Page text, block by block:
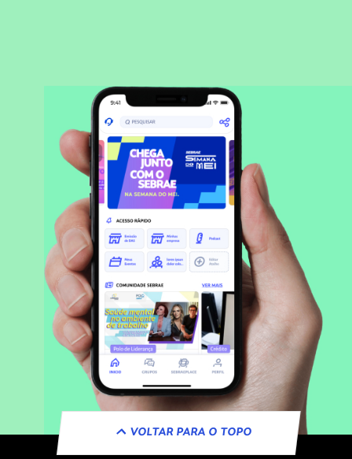
VOLTAR PARA O TOPO